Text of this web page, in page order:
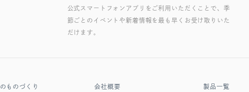
公式スマートフォンアプリをご利用いただくことで、季
節ごとのイベントや新着情報を最も早くお受け取りいた
だけます。
のものづくり 会社概要 製品一覧